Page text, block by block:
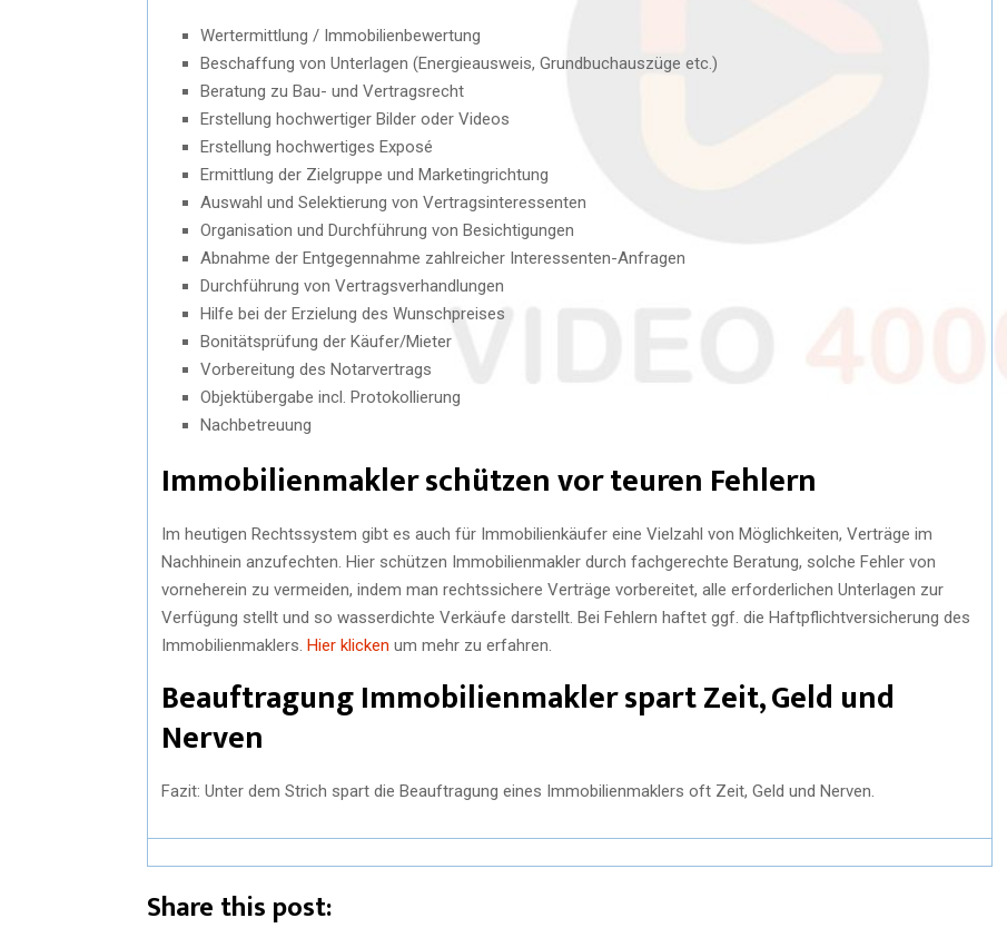
Wertermittlung / Immobilienbewertung
Beschaffung von Unterlagen (Energieausweis, Grundbuchauszüge etc.)
Beratung zu Bau- und Vertragsrecht
Erstellung hochwertiger Bilder oder Videos
Erstellung hochwertiges Exposé
Ermittlung der Zielgruppe und Marketingrichtung
Auswahl und Selektierung von Vertragsinteressenten
Organisation und Durchführung von Besichtigungen
Abnahme der Entgegennahme zahlreicher Interessenten-Anfragen
Durchführung von Vertragsverhandlungen
Hilfe bei der Erzielung des Wunschpreises
Bonitätsprüfung der Käufer/Mieter
Vorbereitung des Notarvertrags
Objektübergabe incl. Protokollierung
Nachbetreuung
Immobilienmakler schützen vor teuren Fehlern
Im heutigen Rechtssystem gibt es auch für Immobilienkäufer eine Vielzahl von Möglichkeiten, Verträge im
Nachhinein anzufechten. Hier schützen Immobilienmakler durch fachgerechte Beratung, solche Fehler von
vorneherein zu vermeiden, indem man rechtssichere Verträge vorbereitet, alle erforderlichen Unterlagen zur
Verfügung stellt und so wasserdichte Verkäufe darstellt. Bei Fehlern haftet ggf. die Haftpflichtversicherung des
Immobilienmaklers. Hier klicken um mehr zu erfahren.
Beauftragung Immobilienmakler spart Zeit, Geld und
Nerven
Fazit: Unter dem Strich spart die Beauftragung eines Immobilienmaklers oft Zeit, Geld und Nerven.
Share this post: